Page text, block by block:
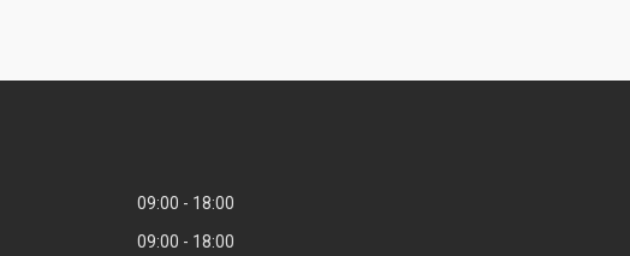
09:00
18:00
09:00
18:00